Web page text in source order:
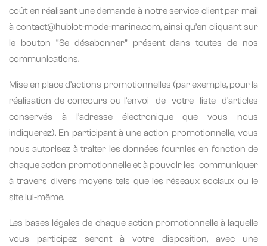
coût en réalisant une demande à notre service client par mail
à contact@hublot-mode-marine.com, ainsi qu’en cliquant sur
le bouton “Se désabonner” présent dans toutes de nos
communications.
Mise en place d’actions promotionnelles (par exemple, pour la
réalisation de concours ou l’envoi
de votre liste d’articles
conservés à l’adresse électronique que vous nous
indiquerez). En participant à une action promotionnelle, vous
nous autorisez à traiter les données fournies en fonction de
chaque action promotionnelle et à pouvoir les communiquer
à travers divers moyens tels que les réseaux sociaux ou le
site lui-même.
Les bases légales de chaque action promotionnelle à laquelle
vous participez seront à votre disposition, avec une